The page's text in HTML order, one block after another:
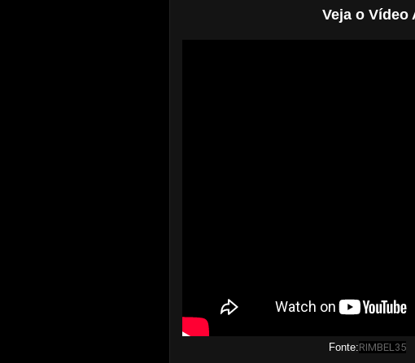
Veja o Vídeo
Fonte:RIMBEL35